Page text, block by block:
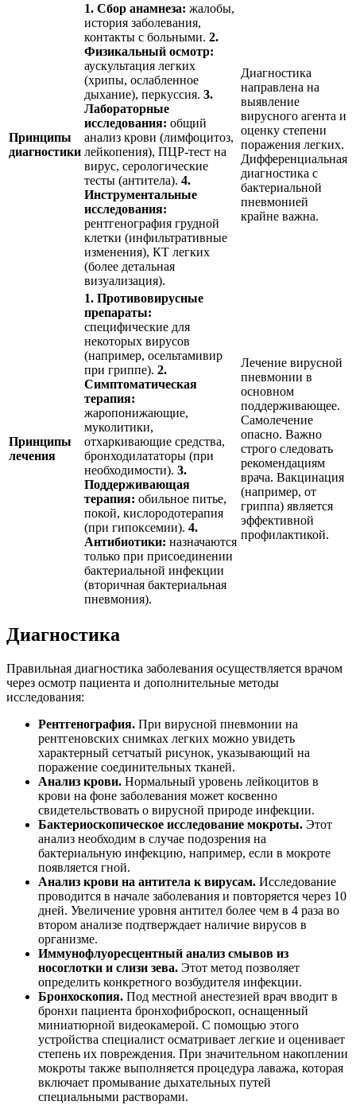
Принципы
диагностики
1. Сбор анамнеза: жалобы,
история заболевания,
контакты с больными. 2.
Физикальный осмотр:
аускультация легких
(хрипы, ослабленное
дыхание), перкуссия. 3.
Лабораторные
исследования: общий
анализ крови (лимфоцитоз,
лейкопения), ПЦР-тест на
вирус, серологические
тесты (антитела). 4.
Инструментальные
исследования:
рентгенография грудной
клетки (инфильтративные
изменения), КТ легких
(более детальная
визуализация).
Диагностика
направлена на
выявление
вирусного агента и
оценку степени
поражения легких.
Дифференциальная
диагностика с
бактериальной
пневмонией
крайне важна.
Принципы
лечения
1. Противовирусные
препараты:
специфические для
некоторых вирусов
(например, осельтамивир
при гриппе). 2.
Симптоматическая
терапия:
жаропонижающие,
муколитики,
отхаркивающие средства,
бронходилататоры (при
необходимости). 3.
Поддерживающая
терапия: обильное питье,
покой, кислородотерапия
(при гипоксемии). 4.
Антибиотики: назначаются
только при присоединении
бактериальной инфекции
(вторичная бактериальная
пневмония).
Лечение вирусной
пневмонии в
основном
поддерживающее.
Самолечение
опасно. Важно
строго следовать
рекомендациям
врача. Вакцинация
(например, от
гриппа) является
эффективной
профилактикой.
Диагностика
Правильная диагностика заболевания осуществляется врачом
через осмотр пациента и дополнительные методы
исследования:
Рентгенография. При вирусной пневмонии на
рентгеновских снимках легких можно увидеть
характерный сетчатый рисунок, указывающий на
поражение соединительных тканей.
Анализ крови. Нормальный уровень лейкоцитов в
крови на фоне заболевания может косвенно
свидетельствовать о вирусной природе инфекции.
Бактериоскопическое исследование мокроты. Этот
анализ необходим в случае подозрения на
бактериальную инфекцию, например, если в мокроте
появляется гной.
Анализ крови на антитела к вирусам. Исследование
проводится в начале заболевания и повторяется через 10
дней. Увеличение уровня антител более чем в 4 раза во
втором анализе подтверждает наличие вирусов в
организме.
Иммунофлуоресцентный анализ смывов из
носоглотки и слизи зева. Этот метод позволяет
определить конкретного возбудителя инфекции.
Бронхоскопия. Под местной анестезией врач вводит в
бронхи пациента бронхофиброскоп, оснащенный
миниатюрной видеокамерой. С помощью этого
устройства специалист осматривает легкие и оценивает
степень их повреждения. При значительном накоплении
мокроты также выполняется процедура лаважа, которая
включает промывание дыхательных путей
специальными растворами.